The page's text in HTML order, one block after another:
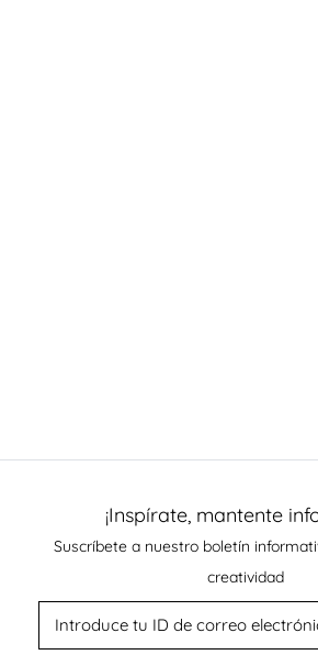
¡Inspírate, mantente
Suscríbete a nuestro boletín
creatividad